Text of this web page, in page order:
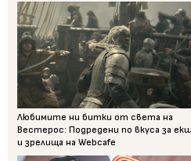
Любимите ни битки от света на
Вестерос: Подредени по вкуса за
и зрелища на Webcafe